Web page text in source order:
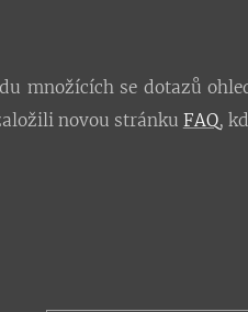
množících se dotazů
novou stránku FAQ,